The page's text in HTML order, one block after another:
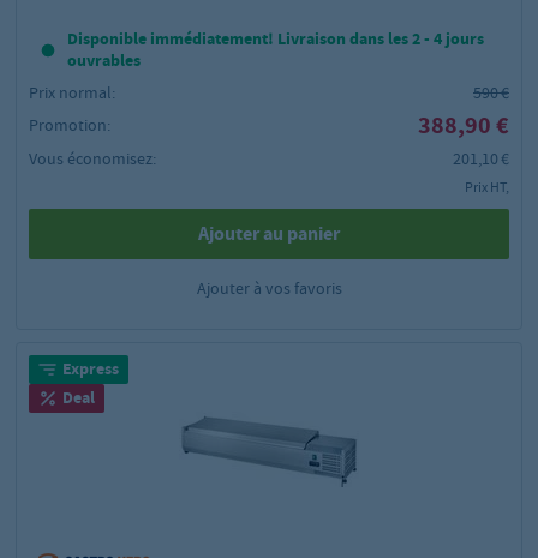
Disponible immédiatement! Livraison dans les 2 - 4 jours
ouvrables
Prix normal:
590 €
Promotion:
388,90 €
Vous économisez: 201,10 €
Prix HT,
Ajouter au panier
Ajouter à vos favoris
Express
Deal